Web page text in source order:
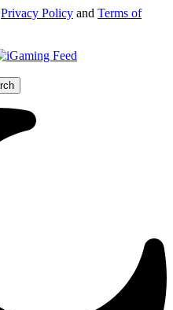
Privacy Policy and Terms of